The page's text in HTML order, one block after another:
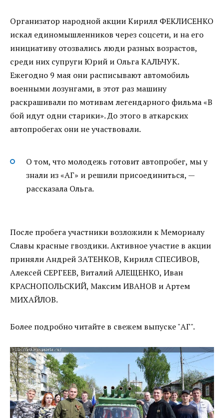
Организатор народной акции Кирилл ФЕКЛИСЕНКО
искал единомышленников через соцсети, и на его
инициативу отозвались люди разных возрастов,
среди них супруги Юрий и Ольга КАЛЬЧУК.
Ежегодно 9 мая они расписывают автомобиль
военными лозунгами, в этот раз машину
раскрашивали по мотивам легендарного фильма «В
бой идут одни старики». До этого в аткарских
автопробегах они не участвовали.
О том, что молодежь готовит автопробег, мы у
знали из «АГ» и решили присоединиться, —
рассказала Ольга.
После пробега участники возложили к Мемориалу
Славы красные гвоздики. Активное участие в акции
приняли Андрей ЗАТЕНКОВ, Кирилл СПЕСИВОВ,
Алексей СЕРГЕЕВ, Виталий АЛЕЩЕНКО, Иван
КРАСНОПОЛЬСКИЙ, Максим ИВАНОВ и Артем
МИХАЙЛОВ.
Более подробно читайте в свежем выпуске "АГ".